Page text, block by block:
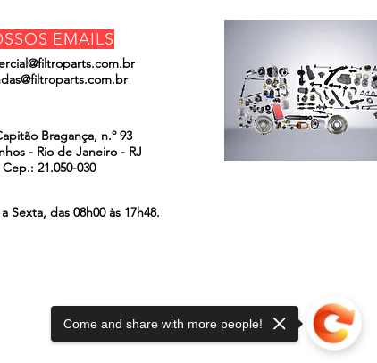
EMAILS
Bragança, n.º 93
- Rio de Janeiro - RJ
Cep.: 21.050-030
Sexta, das 08h00 às 17h48.
Come and share with more people!